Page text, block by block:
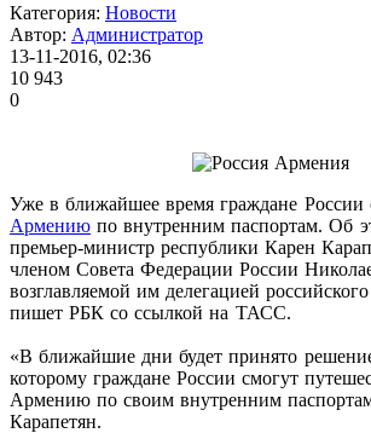
Категория: Новости
Автор: Администратор
13-11-2016, 02:36
10 943
0
Уже в ближайшее время граждане России
Армению по внутренним паспортам. Об
премьер-министр республики Карен
членом Совета Федерации России
возглавляемой им делегацией
пишет РБК со ссылкой на ТАСС.
«В ближайшие дни будет принято
которому граждане России смогут
Армению по своим внутренним
Карапетян.